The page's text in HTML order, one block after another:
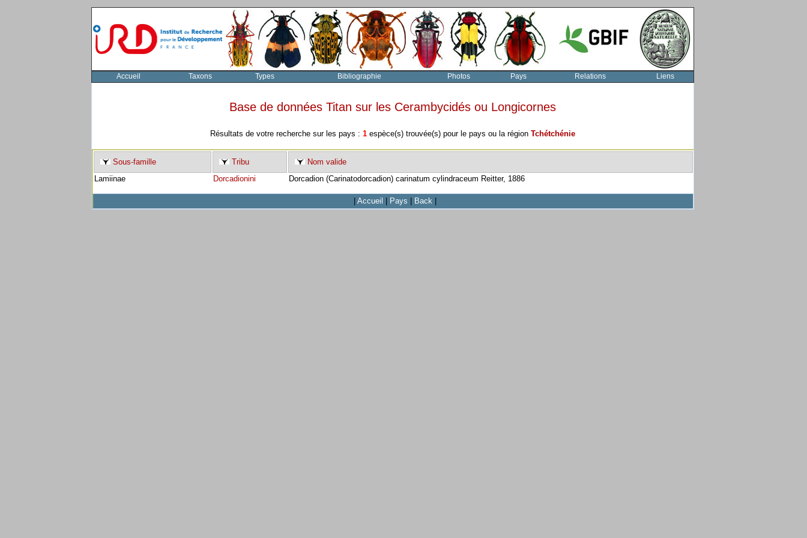
Accueil Taxons Types Bibliographie Photos Pays Relations Liens
Base de données Titan sur les Cerambycidés ou Longicornes
Résultats de votre recherche sur les pays : 1 espèce(s) trouvée(s) pour le pays ou la région Tchétchénie
Sous-famille Tribu
Nom valide
Lamiinae
Dorcadionini Dorcadion (Carinatodorcadion) carinatum cylindraceum Reitter, 1886
Accueil Pays Back